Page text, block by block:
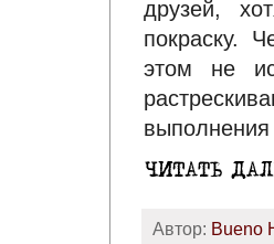
друзей,
покраску.
этом не
выполнения
Автор: Bueno